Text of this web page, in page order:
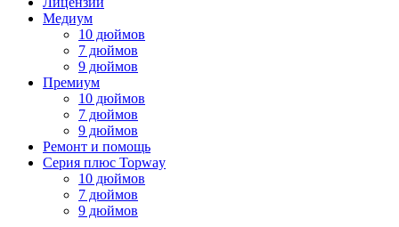
Медиум
10 дюймов
7 дюймов
9 дюймов
Премиум
10 дюймов
7 дюймов
9 дюймов
Ремонт и помощь
Серия плюс Topway
10 дюймов
7 дюймов
9 дюймов